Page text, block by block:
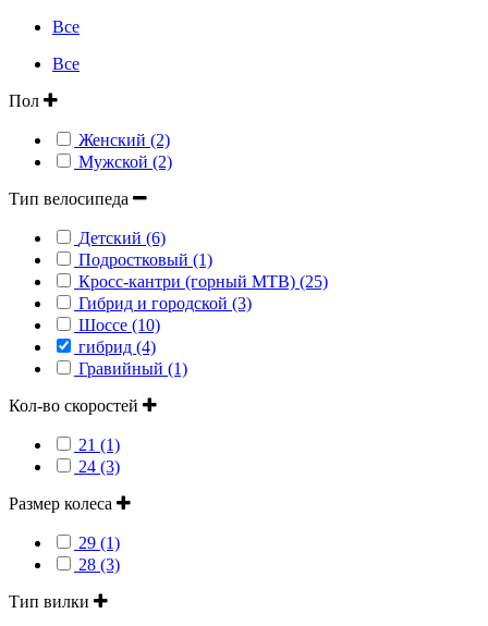
Все
Все
Пол
Женский (2)
Мужской (2)
Тип велосипеда
Детский (6)
Подростковый (1)
Кросс-кантри (горный MTB) (25)
Гибрид и городской (3)
Шоссе (10)
гибрид (4)
Гравийный (1)
Кол-во скоростей
21 (1)
24 (3)
Размер колеса
29 (1)
28 (3)
Тип вилки